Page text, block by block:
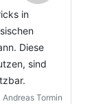
in
Diese
sind
Andreas Tormin